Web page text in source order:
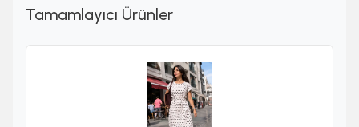
Tamamlayıcı Ürünler